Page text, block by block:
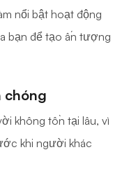
nổi bật hoạt động
bạn để tạo ấn tượng
chóng
không tồn tại lâu, vì
khi người khác